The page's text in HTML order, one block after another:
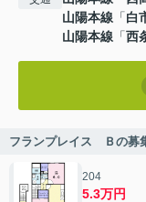
山陽本線 「白
山陽本線 「西
フランプレイス Ｂの募
204
5.3万円